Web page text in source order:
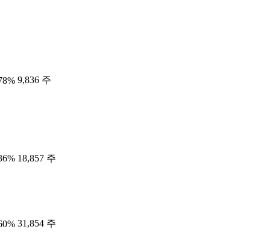
9,836 주
18,857 주
31,854 주